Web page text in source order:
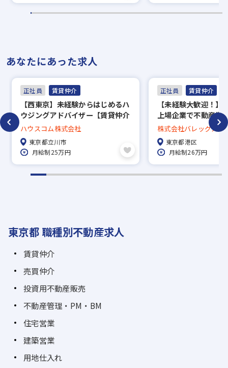
あなたにあった求人
正社員 賃貸仲介
【西東京】未経験からはじめるハ
ウジングアドバイザー【賃貸仲介
営業】
ハウスコム株式会社
東京都立川市
月給制25万円
正社員 賃貸仲介
【未経験大歓迎！】
上場企業で不動産営
ューしませんか？ |
産仲介 | 完全週休2
ノー残業デー有り |
株式会社バレッグス
東京都港区
月給制26万円
東京都 職種別不動産求人
賃貸仲介
売買仲介
投資用不動産販売
不動産管理・PM・BM
住宅営業
建築営業
用地仕入れ